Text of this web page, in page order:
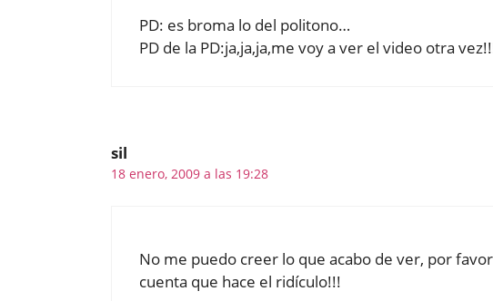
PD: es broma lo del politono…
PD de la PD:ja,ja,ja,me voy a ver el video otra
sil
18 enero, 2009 a las 19:28
No me puedo creer lo que acabo de ver, por
cuenta que hace el ridículo!!!